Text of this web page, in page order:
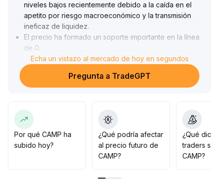
niveles bajos recientemente debido a la caída en el
apetito por riesgo macroeconómico y la transmisión
ineficaz de liquidez.
El precio ha formado un soporte importante en la línea
de 0
00028, pero la resistencia en 0.
00032–0
00033 arriba es evidente y la divergencia entre
Se recomienda en el corto plazo observar la
estabilidad del soporte y el comportamiento del
volumen de negociaciones; si se acompaña de una
mejora en los riesgos macroeconómicos y una ruptura
del nivel de resistencia con mayor volumen, podría
De lo contrario, la presión en niveles altos persiste, por
Echa un vistazo al mercado de hoy en segundos
Pregunta a TradeGPT
Por qué CAMP ha
subido hoy?
¿Qué podría afectar
al precio futuro de
CAMP?
¿Qué
traders
CAMP?